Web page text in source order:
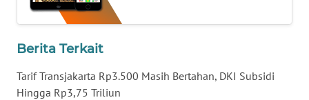
Berita Terkait
Tarif Transjakarta Rp3.500 Masih Bertahan, DKI Subsidi
Hingga Rp3,75 Triliun
LANGKAT
WN
TAPANULI
SELATAN